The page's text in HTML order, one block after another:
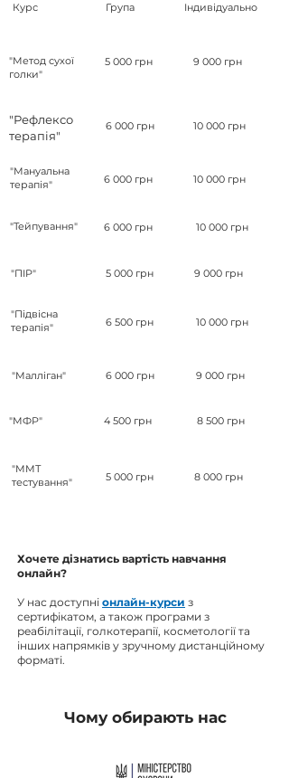
Курс Група Індивідуально
"Метод сухої
голки"
5 000 грн 9 000 грн
"Рефлексо
терапія"
6 000 грн 10 000 грн
"Мануальна
терапія"
6 000 грн 10 000 грн
"Тейпування" 6 000 грн 10 000 грн
"ПІР" 5 000 грн 9 000 грн
"Підвісна
терапія"
6 500 грн 10 000 грн
"Малліган" 6 000 грн 9 000 грн
"МФР" 4 500 грн 8 500 грн
"ММТ
тестування"
5 000 грн 8 000 грн
Хочете дізнатись вартість навчання
онлайн?
У нас доступні онлайн-курси з
сертифікатом, а також програми з
реабілітації, голкотерапії, косметології та
інших напрямків у зручному дистанційному
форматі.
Чому обирають нас